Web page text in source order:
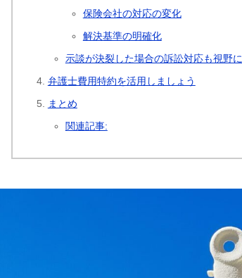
保険会社の対応の変化
解決基準の明確化
示談が決裂した場合の訴訟対応も視野に
弁護士費用特約を活用しましょう
まとめ
関連記事: